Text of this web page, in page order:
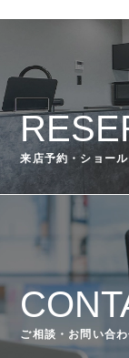
来店予約・ショー
ご相談・お問い合